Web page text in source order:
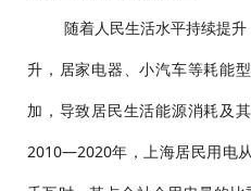
随着人民生活水平持续提
升，居家电器、小汽车等耗能
加，导致居民生活能源消耗及
2010—2020年，上海居民用电